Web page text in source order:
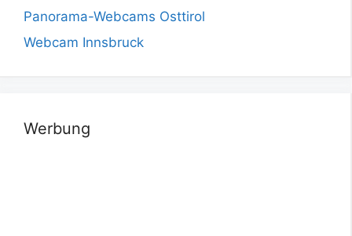
Panorama-Webcams Osttirol
Webcam Innsbruck
Werbung